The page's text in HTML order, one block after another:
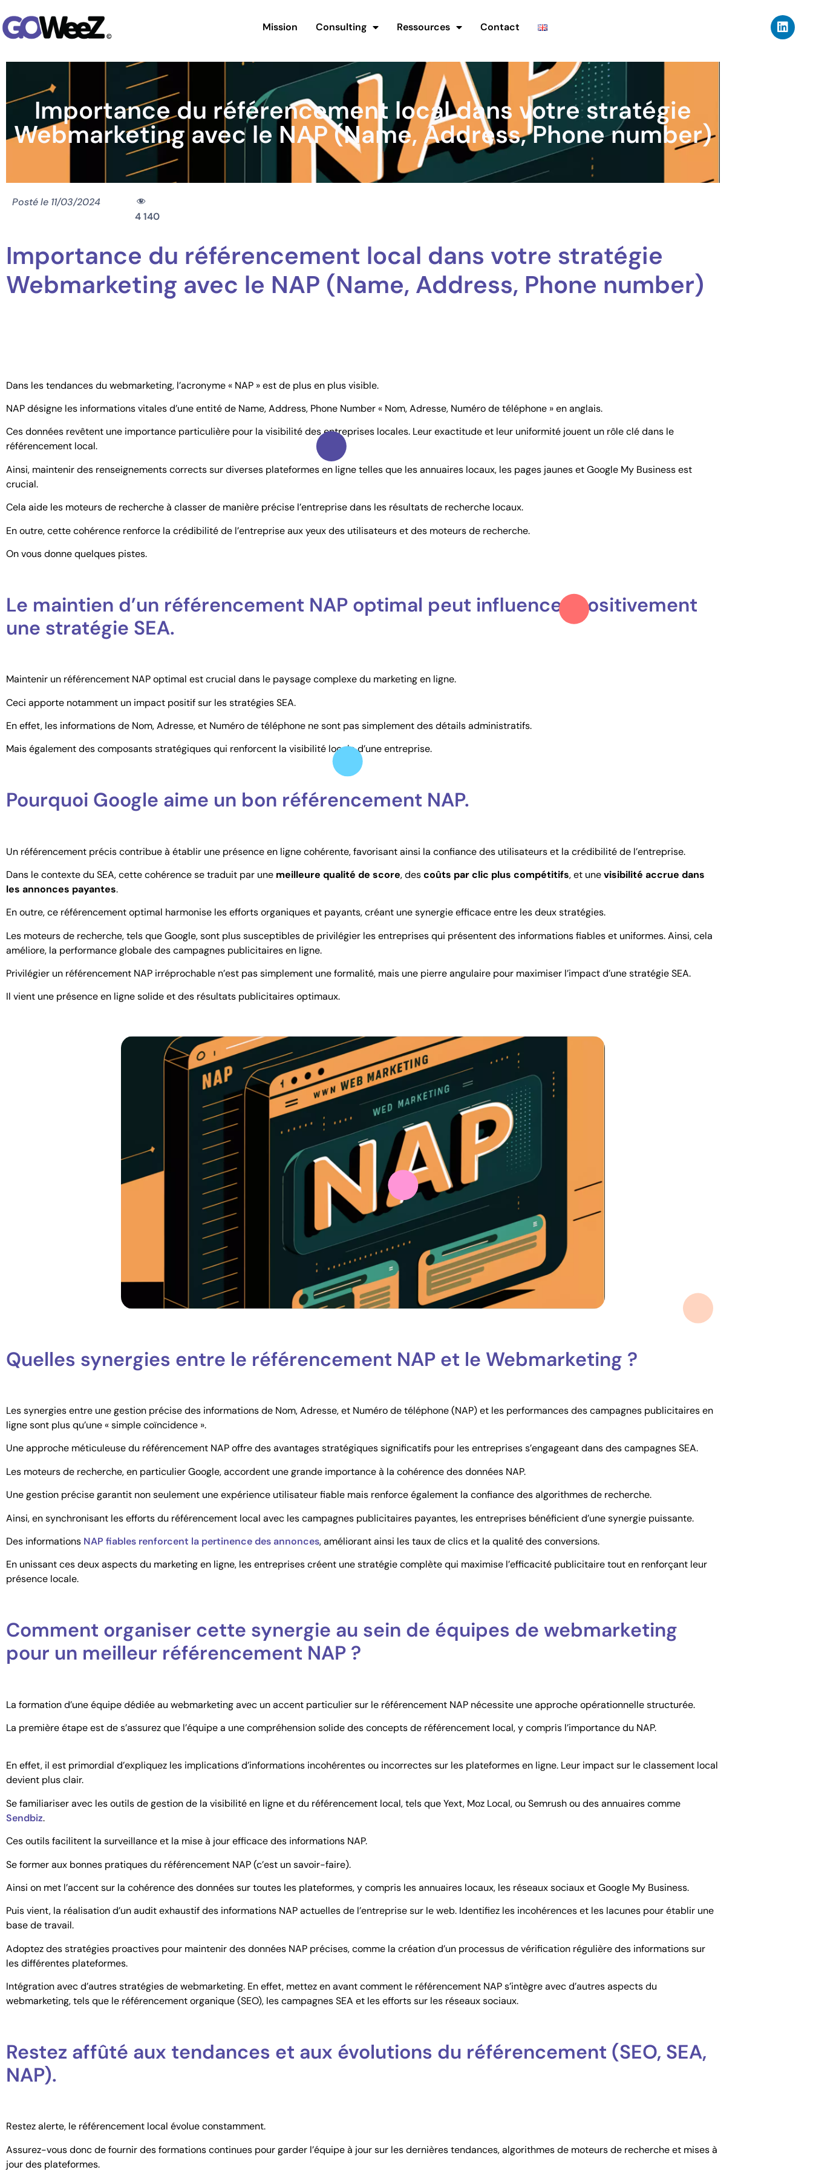
Mission Consulting Ressources Contact
Importance du référencement local dans votre stratégie
Webmarketing avec le NAP (Name, Address, Phone number)
Posté le 11/03/2024
4 140
Importance du référencement local dans votre stratégie
Webmarketing avec le NAP (Name, Address, Phone number)
Dans les tendances du webmarketing, l’acronyme « NAP » est de plus en plus visible.
NAP désigne les informations vitales d’une entité de Name, Address, Phone Number « Nom, Adresse, Numéro de téléphone » en anglais.
Ces données revêtent une importance particulière pour la visibilité des entreprises locales. Leur exactitude et leur uniformité jouent un rôle clé dans le
référencement local.
Ainsi, maintenir des renseignements corrects sur diverses plateformes en ligne telles que les annuaires locaux, les pages jaunes et Google My Business est
crucial.
Cela aide les moteurs de recherche à classer de manière précise l’entreprise dans les résultats de recherche locaux.
En outre, cette cohérence renforce la crédibilité de l’entreprise aux yeux des utilisateurs et des moteurs de recherche.
On vous donne quelques pistes.
Le maintien d’un référencement NAP optimal peut influencer positivement
une stratégie SEA.
Maintenir un référencement NAP optimal est crucial dans le paysage complexe du marketing en ligne.
Ceci apporte notamment un impact positif sur les stratégies SEA.
En effet, les informations de Nom, Adresse, et Numéro de téléphone ne sont pas simplement des détails administratifs.
Mais également des composants stratégiques qui renforcent la visibilité locale d’une entreprise.
Pourquoi Google aime un bon référencement NAP.
Un référencement précis contribue à établir une présence en ligne cohérente, favorisant ainsi la confiance des utilisateurs et la crédibilité de l’entreprise.
Dans le contexte du SEA, cette cohérence se traduit par une meilleure qualité de score, descoûts par clic plus compétitifs, et unevisibilité accrue dans
les annonces payantes.
En outre, ce référencement optimal harmonise les efforts organiques et payants, créant une synergie efficace entre les deux stratégies.
Les moteurs de recherche, tels que Google, sont plus susceptibles de privilégier les entreprises qui présentent des informations fiables et uniformes. Ainsi, cela
améliore, la performance globale des campagnes publicitaires en ligne.
Privilégier un référencement NAP irréprochable n’est pas simplement une formalité, mais une pierre angulaire pour maximiser l’impact d’une stratégie SEA.
Il vient une présence en ligne solide et des résultats publicitaires optimaux.
Quelles synergies entre le référencement NAP et le Webmarketing ?
Les synergies entre une gestion précise des informations de Nom, Adresse, et Numéro de téléphone (NAP) et les performances des campagnes publicitaires en
ligne sont plus qu’une « simple coïncidence ».
Une approche méticuleuse du référencement NAP offre des avantages stratégiques significatifs pour les entreprises s’engageant dans des campagnes SEA.
Les moteurs de recherche, en particulier Google, accordent une grande importance à la cohérence des données NAP.
Une gestion précise garantit non seulement une expérience utilisateur fiable mais renforce également la confiance des algorithmes de recherche.
Ainsi, en synchronisant les efforts du référencement local avec les campagnes publicitaires payantes, les entreprises bénéficient d’une synergie puissante.
Des informations NAP fiables renforcent la pertinence des annonces, améliorant ainsi les taux de clics et la qualité des conversions.
En unissant ces deux aspects du marketing en ligne, les entreprises créent une stratégie complète qui maximise l’efficacité publicitaire tout en renforçant leur
présence locale.
Comment organiser cette synergie au sein de équipes de webmarketing
pour un meilleur référencement NAP ?
La formation d’une équipe dédiée au webmarketing avec un accent particulier sur le référencement NAP nécessite une approche opérationnelle structurée.
La première étape est de s’assurez que l’équipe a une compréhension solide des concepts de référencement local, y compris l’importance du NAP.
En effet, il est primordial d’expliquez les implications d’informations incohérentes ou incorrectes sur les plateformes en ligne. Leur impact sur le classement local
devient plus clair.
Se familiariser avec les outils de gestion de la visibilité en ligne et du référencement local, tels que Yext, Moz Local, ou Semrush ou des annuaires comme
Sendbiz.
Ces outils facilitent la surveillance et la mise à jour efficace des informations NAP.
Se former aux bonnes pratiques du référencement NAP (c’est un savoir-faire).
Ainsi on met l’accent sur la cohérence des données sur toutes les plateformes, y compris les annuaires locaux, les réseaux sociaux et Google My Business.
Puis vient, la réalisation d’un audit exhaustif des informations NAP actuelles de l’entreprise sur le web. Identifiez les incohérences et les lacunes pour établir une
base de travail.
Adoptez des stratégies proactives pour maintenir des données NAP précises, comme la création d’un processus de vérification régulière des informations sur
les différentes plateformes.
Intégration avec d’autres stratégies de webmarketing. En effet, mettez en avant comment le référencement NAP s’intègre avec d’autres aspects du
webmarketing, tels que le référencement organique (SEO), les campagnes SEA et les efforts sur les réseaux sociaux.
Restez affûté aux tendances et aux évolutions du référencement (SEO, SEA,
NAP).
Restez alerte, le référencement local évolue constamment.
Assurez-vous donc de fournir des formations continues pour garder l’équipe à jour sur les dernières tendances, algorithmes de moteurs de recherche et mises à
jour des plateformes.